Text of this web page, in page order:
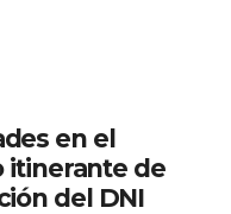
en el
itinerante de
del DNI